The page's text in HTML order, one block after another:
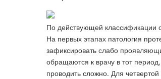
По действующей классификации
На первых этапах патология
зафиксировать слабо
обращаются к врачу в тот
проводить сложно. Для